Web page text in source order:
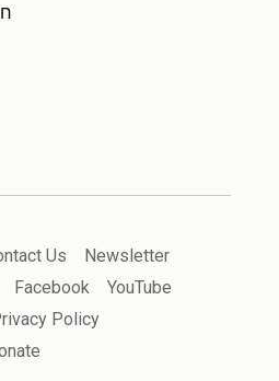
Us
Newsletter
Facebook
YouTube
Policy